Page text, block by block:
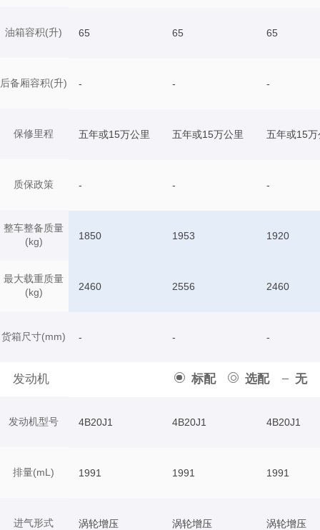
油箱容积(升)
后备厢容积(升)
保修里程
质保政策
整车整备质量
(kg)
最大载重质量
(kg)
货箱尺寸(mm)
发动机 标配 选配 无
发动机型号
排量(mL)
进气形式
65 65 65
- - -
五年或15万公里 五年或15万公里 五年或15万
- - -
1850 1953 1920
2460 2556 2460
- - -
4B20J1 4B20J1 4B20J1
1991 1991 1991
涡轮增压 涡轮增压 涡轮增压